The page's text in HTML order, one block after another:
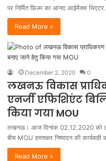
पर निर्मित फ़िल्म का आंनद आईमैक्स
Read More »
December 2, 2020 0
लखनऊ विकास
एनर्जी एफिशिएंट
किया गया MOU
लखनऊ। आज दिनांक 02.12.2020 को
बीच MOU हस्ताक्षर निष्पादन की
Read More »